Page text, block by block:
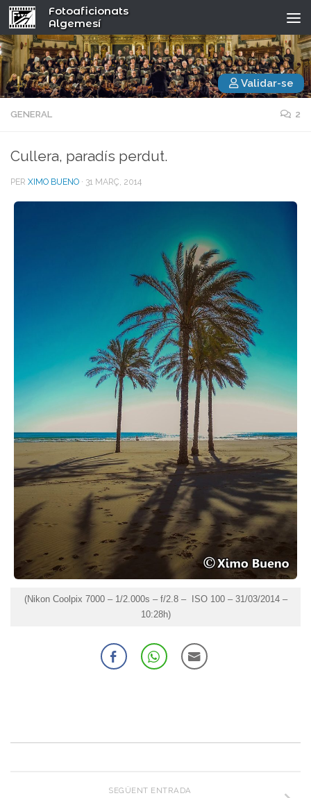
Fotoaficionats
Algemesí
Validar-se
GENERAL 2
Cullera, paradís perdut.
PER XIMO BUENO · 31 MARÇ, 2014
(Nikon Coolpix 7000 – 1/2.000s – f/2.8 – ISO 100 –31/03/2014 –
10:28h)
SEGÜENT ENTRADA